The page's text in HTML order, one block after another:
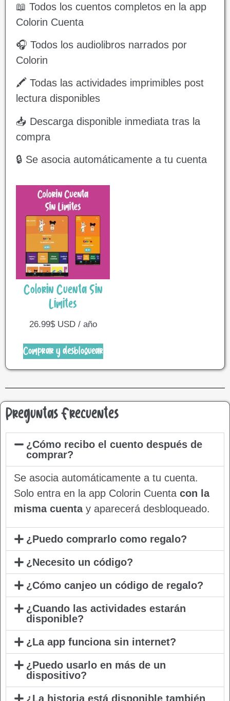
📖 Todos los cuentos completos en la app
Colorin Cuenta
🎧 Todos los audiolibros narrados por
Colorin
🖍️ Todas las actividades imprimibles post
lectura disponibles
📥 Descarga disponible inmediata tras la
compra
🔒 Se asocia automáticamente a tu cuenta
Colorin Cuenta Sin
Límites
26.99$USD / año
Comprar y desbloquear
Preguntas Frecuentes
¿Cómo recibo el cuento después de
comprar?
Se asocia automáticamente a tu cuenta.
Solo entra en la app Colorin Cuenta con la
misma cuentay aparecerá desbloqueado.
¿Puedo comprarlo como regalo?
¿Necesito un código?
¿Cómo canjeo un código de regalo?
¿Cuando las actividades estarán
disponible?
¿La app funciona sin internet?
¿Puedo usarlo en más de un
dispositivo?
¿La historia está disponible también